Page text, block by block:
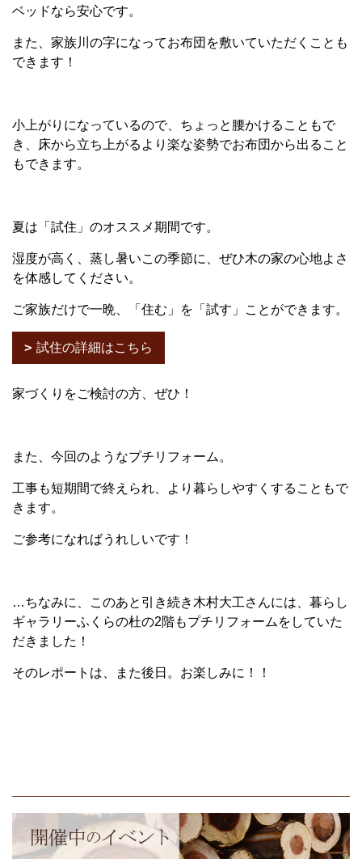
ベッドなら安心です。
また、家族川の字になってお布団を敷いていただくことも
できます！
小上がりになっているので、ちょっと腰かけることもで
き、床から立ち上がるより楽な姿勢でお布団から出ること
もできます。
夏は「試住」のオススメ期間です。
湿度が高く、蒸し暑いこの季節に、ぜひ木の家の心地よさ
を体感してください。
ご家族だけで一晩、「住む」を「試す」ことができます。
試住の詳細はこちら
家づくりをご検討の方、ぜひ！
また、今回のようなプチリフォーム。
工事も短期間で終えられ、より暮らしやすくすることもで
きます。
ご参考になればうれしいです！
…ちなみに、このあと引き続き木村大工さんには、暮らし
ギャラリーふくらの杜の2階もプチリフォームをしていた
だきました！
そのレポートは、また後日。お楽しみに！！